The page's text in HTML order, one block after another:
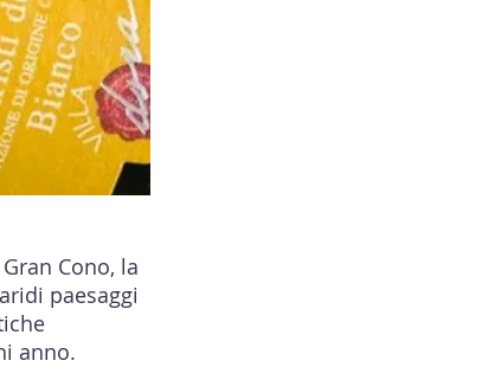
Cono, la
paesaggi
anno.